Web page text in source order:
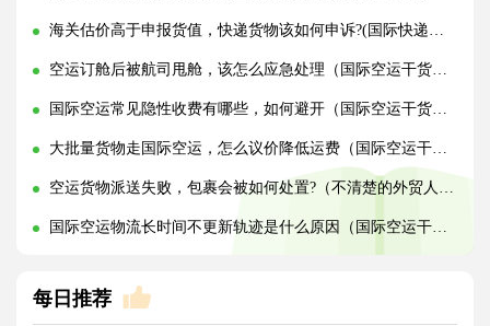
海关估价高于申报货值，快递货物该如何申诉?(国际快递干货知识分享)
空运订舱后被航司甩舱，该怎么应急处理（国际空运干货知识分享）
国际空运常见隐性收费有哪些，如何避开（国际空运干货知识分享）
大批量货物走国际空运，怎么议价降低运费（国际空运干货知识分享）
空运货物派送失败，包裹会被如何处置?（不清楚的外贸人看过来）
国际空运物流长时间不更新轨迹是什么原因（国际空运干货知识分享）
每日推荐